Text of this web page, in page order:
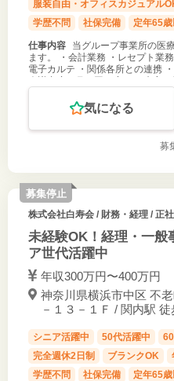
服装自由・オフィスカジュアル
学歴不問
社保完備 定年65歳
仕事内容
当グループ事業所の医
ます。 ・会計業務 ・レセプト業
電子カルテ ・関係各所との連携
会議出席（月２回程度） ・来客
待ち
気になる
募
募集停止
株式会社白寿会/ 財務・経理 / 正
未経験OK！経理・一般
ア世代活躍中
年収300万円〜400万円
神奈川県横浜市中区 不
－１３－１Ｆ / 関内駅 徒
シニア活躍中 50代活躍中
完全週休2日制
ブランクOK
学歴不問
社保完備 定年65歳